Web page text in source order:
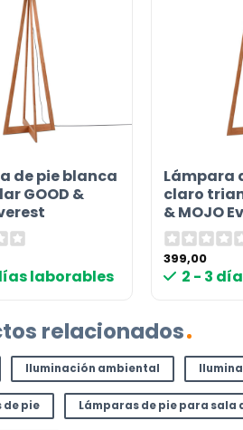
defecto
en diferentes idiomas
energética
ALGUNA PREGUNTA?
Puede comunicarse con
ainfo@lamparas-en-
de pie blanca
GOOD &
laborables
Lámpara
claro
& MOJO
399,00
2 - 3
relacionados
Iluminación ambiental
de pie Lámparas de pie para sala